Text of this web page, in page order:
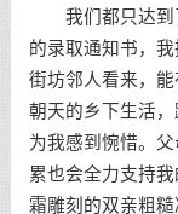
我们都只达到
的录取通知书，
街坊邻人看来，
朝天的乡下生活
为我感到惋惜。
累也会全力支持
霜雕刻的双亲粗